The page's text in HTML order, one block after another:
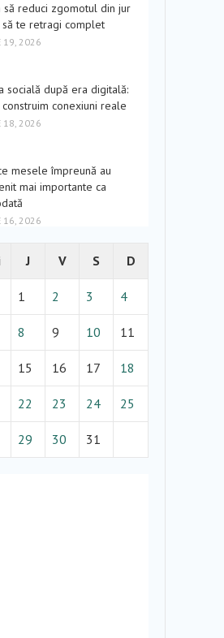
să reduci zgomotul din jur
te retragi complet
19, 2026
socială după era digitală:
construim conexiuni reale
18, 2026
mesele împreună au
mai importante ca
16, 2026
J V S D
1 2 3 4
8 9 10 11
15 16 17 18
22 23 24 25
29 30 31